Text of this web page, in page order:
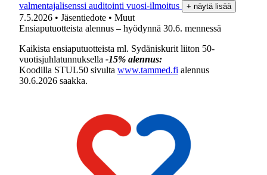
valmentajalisenssi auditointi vuosi-ilmoitus + näytä lisää
7.5.2026 • Jäsentiedote • Muut
Ensiaputuotteista alennus – hyödynnä 30.6. mennessä
Kaikista ensiaputuotteista ml. Sydäniskurit liiton 50-
vuotisjuhlatunnuksella -15% alennus:
Koodilla STUL50 sivulta www.tammed.fi alennus
30.6.2026 saakka.